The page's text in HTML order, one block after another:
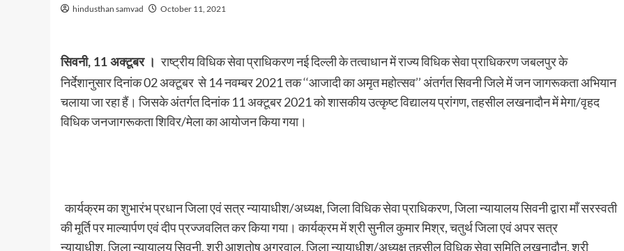
hindusthan samvad October 11, 2021
सिवनी, 11 अक्टूबर ।राष्ट्रीय विधिक सेवा प्राधिकरण नई दिल्ली के तत्वाधान में राज्य विधिक सेवा प्राधिकरण जबलपुर के
निर्देशानुसार दिनांक 02 अक्टूबर से 14 नवम्बर 2021 तक ‘‘आजादी का अमृत महोत्सव’’ अंतर्गत सिवनी जिले में जन जागरूकता अभियान
चलाया जा रहा हैं। जिसके अंतर्गत दिनांक 11 अक्टूबर 2021 को शासकीय उत्कृष्ट विद्यालय प्रांगण, तहसील लखनादौन में मेगा/वृहद
विधिक जनजागरूकता शिविर/मेला का आयोजन किया गया।
कार्यक्रम का शुभारंभ प्रधान जिला एवं सत्र न्यायाधीश/अध्यक्ष, जिला विधिक सेवा प्राधिकरण, जिला न्यायालय सिवनी द्वारा मॉं सरस्वती
की मूर्ति पर माल्यार्पण एवं दीप प्रज्जवलित कर किया गया। कार्यक्रम में श्री सुनील कुमार मिश्र, चतुर्थ जिला एवं अपर सत्र
न्यायाधीश, जिला न्यायालय सिवनी, श्री आशुतोष अग्रवाल, जिला न्यायाधीश/अध्यक्ष तहसील विधिक सेवा समिति लखनादौन, श्री